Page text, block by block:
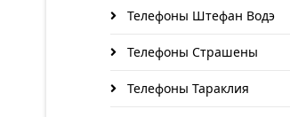
Телефоны Штефан Водэ
Телефоны Страшены
Телефоны Тараклия